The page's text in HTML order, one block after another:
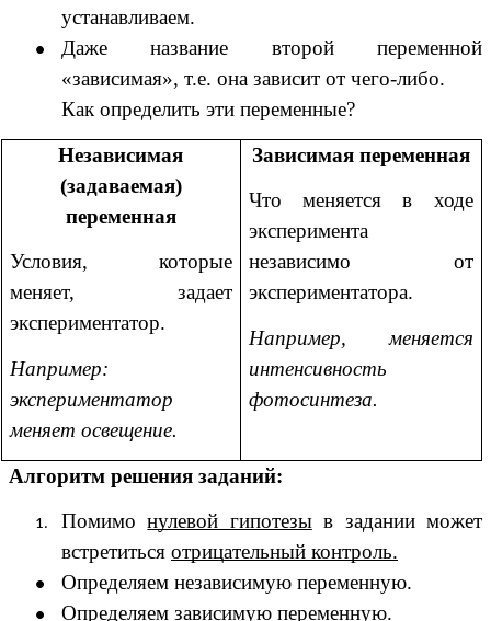
устанавливаем.
Даже название второй переменной
«зависимая», т.е. она зависит от чего-либо.
Как определить эти переменные?
Независимая
(задаваемая)
переменная
Условия, которые
меняет, задает
экспериментатор.
Например:
экспериментатор
меняет освещение.
Зависимая переменная
Что меняется в ходе
эксперимента
независимо от
экспериментатора.
Например, меняется
интенсивность
фотосинтеза.
Алгоритм решения заданий:
Помимонулевой гипотезыв задании может
встретиться отрицательный контроль.
Определяем независимую переменную.
Определяем зависимую переменную.